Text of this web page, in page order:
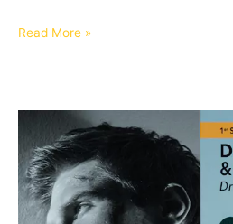
Publication
preoperative
implant
design
features
influence
Read More »